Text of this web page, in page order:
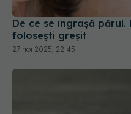
De ce se îngrașă
folosești greșit
27 noi 2025, 22:45